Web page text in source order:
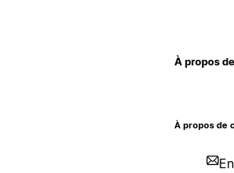
À propos
À propos de